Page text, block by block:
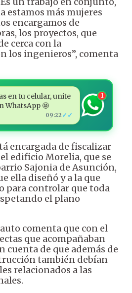
estamos más mujeres
encargamos de
los proyectos, que
cerca con la
los ingenieros”, comenta
en tu celular, unite
WhatsApp 🤩
09:22 ✓✓
1
encargada de fiscalizar
edificio Morelia, que se
Sajonia de Asunción,
ella diseñó y a la que
para controlar que toda
el plano
comenta que con el
que acompañaban
cuenta de que además de
también debían
relacionados a las